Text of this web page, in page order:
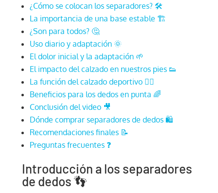
¿Cómo se colocan los separadores? 🛠️
La importancia de una base estable 🏗️
¿Son para todos? 🤔
Uso diario y adaptación 🌞
El dolor inicial y la adaptación 🌱
El impacto del calzado en nuestros pies 👟
La función del calzado deportivo 🏃‍♂️
Beneficios para los dedos en punta 🌈
Conclusión del video 🎥
Dónde comprar separadores de dedos 🛍️
Recomendaciones finales 📝
Preguntas frecuentes ❓
Introducción a los separadores
de dedos 👣